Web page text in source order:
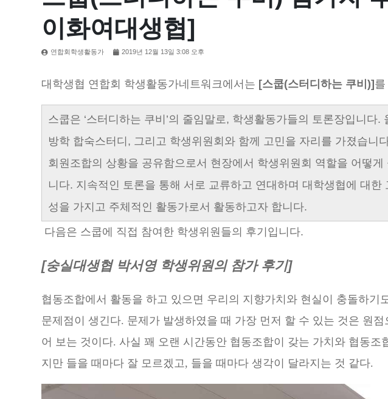
이화여대생협]
연합회학생활동가 2019년 12월 13일 3:08 오후
대학생협 연합회 학생활동가네트워크에서는 [스쿱(스터디하는 쿠비)]
스쿱은 ‘스터디하는 쿠비’의 줄임말로, 학생활동가들의 토론장입니다
방학 합숙스터디, 그리고 학생위원회와 함께 고민을 자리를 가졌습니
회원조합의 상황을 공유함으로서 현장에서 학생위원회 역할을 어떻
니다. 지속적인 토론을 통해 서로 교류하고 연대하며 대학생협에 대한
성을 가지고 주체적인 활동가로서 활동하고자 합니다.
다음은 스쿱에 직접 참여한 학생위원들의 후기입니다.
[숭실대생협 박서영 학생위원의 참가 후기]
협동조합에서 활동을 하고 있으면 우리의 지향가치와 현실이 충돌하기
문제점이 생긴다. 문제가 발생하였을 때 가장 먼저 할 수 있는 것은 원
어 보는 것이다. 사실 꽤 오랜 시간동안 협동조합이 갖는 가치와 협동조
지만 들을 때마다 잘 모르겠고, 들을 때마다 생각이 달라지는 것 같다.